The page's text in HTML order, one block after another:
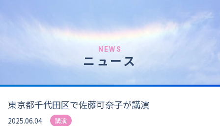
NEWS
ニュース
東京都千代田区で佐藤可奈子が講演
2025.06.04 講演